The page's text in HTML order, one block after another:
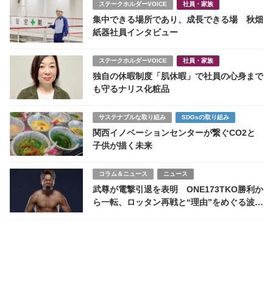
ステークホルダーVOICE 社員・家族
集中できる場所であり、成長できる場 秋畑
紙器社員インタビュー
ステークホルダーVOICE 社員・家族
独自の休暇制度「肌休暇」で社員の心身まで
も守るナリス化粧品
サステナブルな取り組み SDGsの取り組み
関西イノベーションセンターが繋ぐCO2と
子供が描く未来
コラム＆ニュース ニュース
武尊が電撃引退を表明 ONE173TKO勝利か
ら一転、ロッタン再戦と“理由”をめぐる波紋